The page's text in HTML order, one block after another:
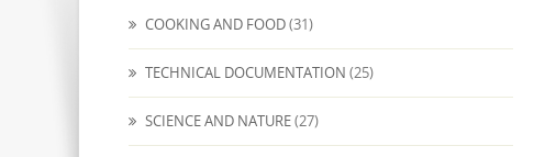
COOKING AND FOOD(31)
TECHNICAL DOCUMENTATION (25)
SCIENCE AND NATURE(27)